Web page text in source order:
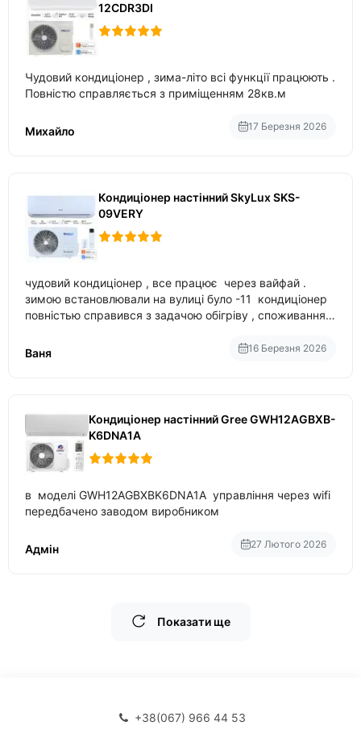
12CDR3DI
Чудовий кондиціонер , зима-літо всі функції працюють .
Повністю справляється з приміщенням 28кв.м
Михайло 17 Березня 2026
Кондиціонер настінний SkyLux SKS-
09VERY
чудовий кондиціонер , все працює через вайфай .
зимою встановлювали на вулиці було -11 кондиціонер
повністью справився з задачою обігріву , споживання
температури
Ваня 16 Березня 2026
Кондиціонер настінний Gree GWH12AGBXB-
K6DNA1A
в моделі GWH12AGBXBK6DNA1A управління через wifi
передбачено заводом виробником
Адмін 27 Лютого 2026
Показати ще
+38(067) 966 44 53